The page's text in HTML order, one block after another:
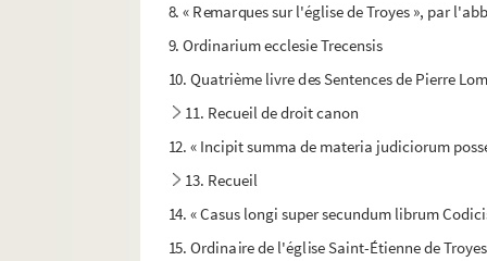
8. « Remarques sur l'église de Troyes », par
9. Ordinarium ecclesie Trecensis
10. Quatrième livre des Sentences de Pierre
11. Recueil de droit canon
12. « Incipit summa de materia judiciorum
13. Recueil
14. « Casus longi super secundum librum
15. Ordinaire de l'église Saint-Étienne de